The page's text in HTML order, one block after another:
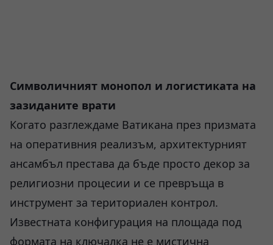
Символичният монопол и логистиката на
зазиданите врати
Когато разглеждаме Ватикана през призмата
на оперативния реализъм, архитектурният
ансамбъл престава да бъде просто декор за
религиозни процесии и се превръща в
инструмент за териториален контрол.
Известната конфигурация на площада под
формата на ключалка не е мистична